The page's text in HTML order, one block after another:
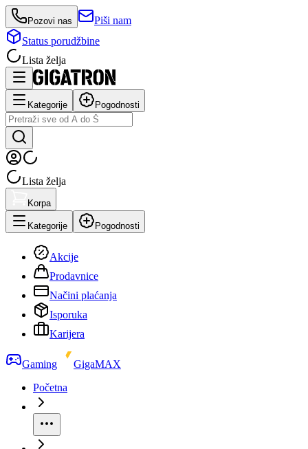
Pozovi nas
Piši nam
Status porudžbine
Lista želja
Kategorije Pogodnosti
Lista želja
Korpa
Kategorije Pogodnosti
Akcije
Prodavnice
Načini plaćanja
Isporuka
Karijera
Gaming
GigaMAX
Početna